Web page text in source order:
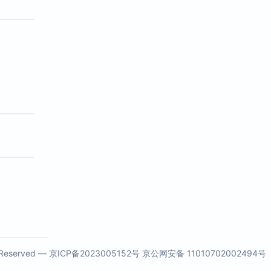
— 京ICP备2023005152号 京公网安备 11010702002494号